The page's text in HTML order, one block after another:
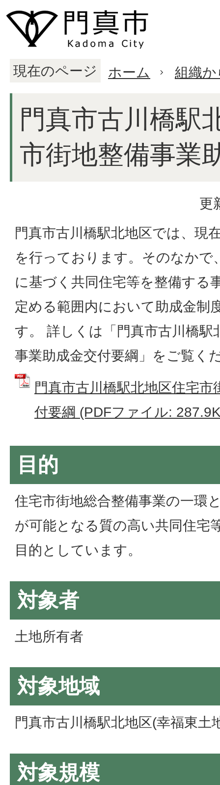
現在のページ ホーム 組織
門真市古川橋駅
市街地整備事業
更
門真市古川橋駅北地区では、現
を行っております。そのなかで
に基づく共同住宅等を整備する
定める範囲内において助成金制
す。 詳しくは「門真市古川橋駅
事業助成金交付要綱」をご覧く
門真市古川橋駅北地区住宅市
付要綱 (PDFファイル:
目的
住宅市街地総合整備事業の一環
が可能となる質の高い共同住宅
目的としています。
対象者
土地所有者
対象地域
門真市古川橋駅北地区(幸福東土
対象規模